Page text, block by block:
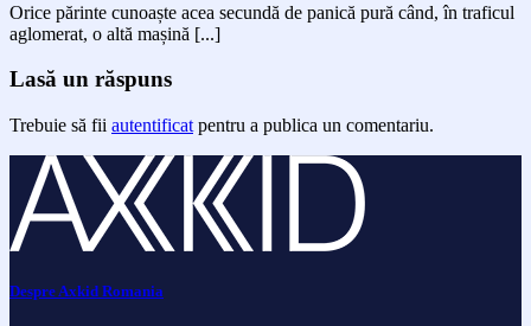
Orice părinte cunoaște acea secundă de panică pură când, în traficul
aglomerat, o altă mașină [...]
Lasă un răspuns
Trebuie să fii autentificat pentru a publica un comentariu.
Despre Axkid Romania